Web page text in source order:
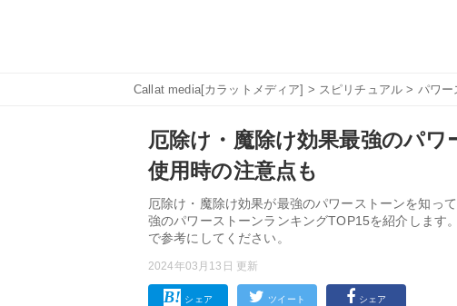
Callat media[カラットメディア] > スピリチュアル > パワー
厄除け・魔除け効果最強のパワ
使用時の注意点も
厄除け・魔除け効果が最強のパワーストーンを知っ
強のパワーストーンランキングTOP15を紹介します
で参考にしてください。
2024年03月13日 更新
シェア ツイート シェア